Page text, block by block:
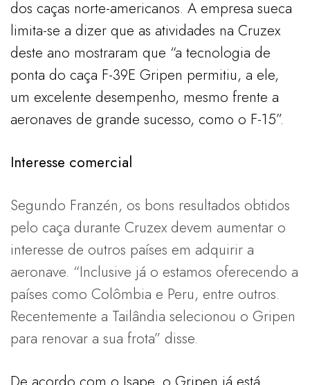
dos caças norte-americanos. A empresa sueca
limita-se a dizer que as atividades na Cruzex
deste ano mostraram que “a tecnologia de
ponta do caça F-39E Gripen permitiu, a ele,
um excelente desempenho, mesmo frente a
aeronaves de grande sucesso, como o F-15”.
Interesse comercial
Segundo Franzén, os bons resultados obtidos
pelo caça durante Cruzex devem aumentar o
interesse de outros países em adquirir a
aeronave. “Inclusive já o estamos oferecendo a
países como Colômbia e Peru, entre outros.
Recentemente a Tailândia selecionou o Gripen
para renovar a sua frota” disse.